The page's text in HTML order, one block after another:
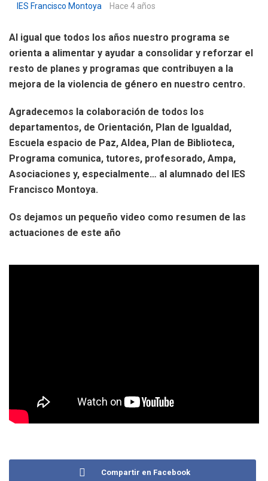
IES Francisco Montoya Hace 4 años
Al igual que todos los años nuestro programa se
orienta a alimentar y ayudar a consolidar y reforzar el
resto de planes y programas que contribuyen a la
mejora de la violencia de género en nuestro centro.
Agradecemos la colaboración de todos los
departamentos, de Orientación, Plan de Igualdad,
Escuela espacio de Paz, Aldea, Plan de Biblioteca,
Programa comunica, tutores, profesorado, Ampa,
Asociaciones y, especialmente… al alumnado del IES
Francisco Montoya.
Os dejamos un pequeño video como resumen de las
actuaciones de este año
Compartir en Facebook